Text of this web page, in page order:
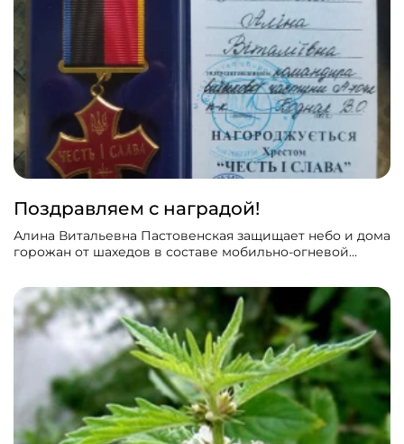
Поздравляем с наградой!
Алина Витальевна Пастовенская защищает небо и дома
горожан от шахедов в составе мобильно-огневой
Крестом «Честь и слава».